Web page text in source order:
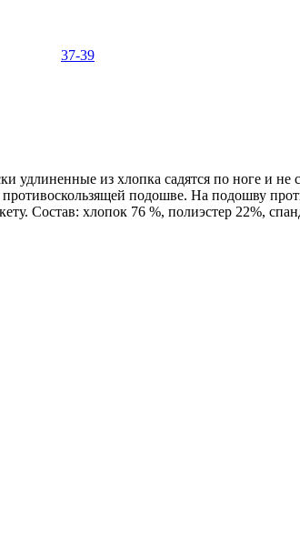
37-39
из хлопка садятся по ноге и не
подошве. На подошву
Состав: хлопок 76 %, полиэстер 22%,